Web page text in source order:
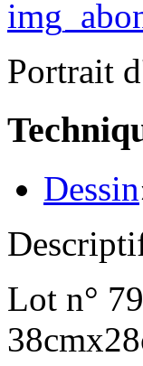
Portrait
Dessin
Lot n° 79